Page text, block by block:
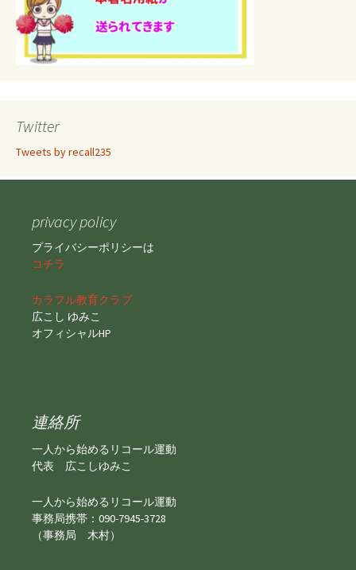
Twitter
Tweets by recall235
privacy policy
プライバシーポリシーは
コチラ
カラフル教育クラブ
広こし ゆみこ
オフィシャルHP
連絡所
一人から始めるリコール運動
代表 広こしゆみこ
一人から始めるリコール運動
事務局携帯：090-7945-3728
（事務局 木村）